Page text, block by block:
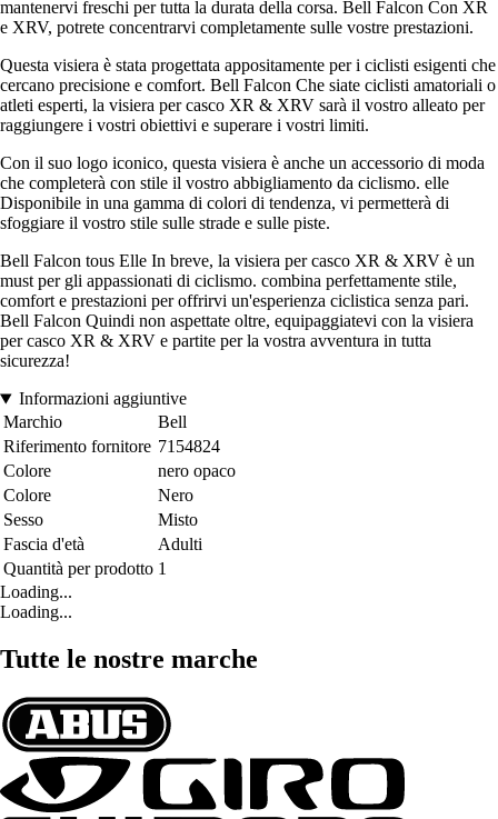
mantenervi freschi per tutta la durata della corsa. Bell Falcon Con XR
e XRV, potrete concentrarvi completamente sulle vostre prestazioni.
Questa visiera è stata progettata appositamente per i ciclisti esigenti che
cercano precisione e comfort. Bell Falcon Che siate ciclisti amatoriali o
atleti esperti, la visiera per casco XR & XRV sarà il vostro alleato per
raggiungere i vostri obiettivi e superare i vostri limiti.
Con il suo logo iconico, questa visiera è anche un accessorio di moda
che completerà con stile il vostro abbigliamento da ciclismo. elle
Disponibile in una gamma di colori di tendenza, vi permetterà di
sfoggiare il vostro stile sulle strade e sulle piste.
Bell Falcon tous Elle In breve, la visiera per casco XR & XRV è un
must per gli appassionati di ciclismo. combina perfettamente stile,
comfort e prestazioni per offrirvi un'esperienza ciclistica senza pari.
Bell Falcon Quindi non aspettate oltre, equipaggiatevi con la visiera
per casco XR & XRV e partite per la vostra avventura in tutta
sicurezza!
Informazioni aggiuntive
Marchio
Bell
Riferimento fornitore 7154824
Colore
nero opaco
Colore
Nero
Sesso
Misto
Fascia d'età
Adulti
Quantità per prodotto 1
Loading...
Loading...
Tutte le nostre marche